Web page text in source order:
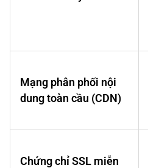
Mạng phân phối nội
dung toàn cầu (CDN)
Chứng chỉ SSL miễn